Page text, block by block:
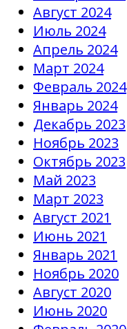
Август 2024
Июль 2024
Апрель 2024
Март 2024
Февраль 2024
Январь 2024
Декабрь 2023
Ноябрь 2023
Октябрь 2023
Май 2023
Март 2023
Август 2021
Июнь 2021
Январь 2021
Ноябрь 2020
Август 2020
Июнь 2020